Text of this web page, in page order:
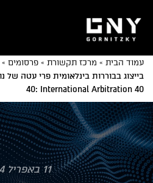
עמוד הבית » מרכז תקשורת » פרסומים »
40: International Arbitration 40
11 באפריל 2024